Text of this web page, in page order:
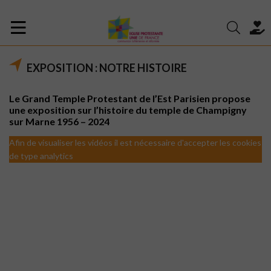
EXPOSITION : NOTRE HISTOIRE
Le Grand Temple Protestant de l’Est Parisien propose
une exposition sur l’histoire du temple de Champigny
sur Marne 1956 – 2024
Afin de visualiser les vidéos il est nécessaire d'accepter les cookies
de type analytics